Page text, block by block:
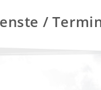
/